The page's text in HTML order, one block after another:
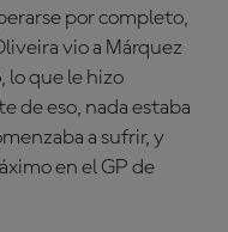
por completo,
vio a Márquez
lo que le hizo
de eso, nada estaba
a sufrir, y
en el GP de